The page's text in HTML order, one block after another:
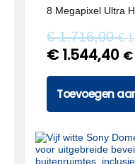
8 Megapixel Ultra
€1.716,00 €
€1.544,40 €
Toevoegen